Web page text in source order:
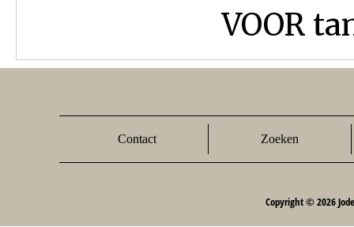
VOOR
Contact Zoeken
Copyright © 2026